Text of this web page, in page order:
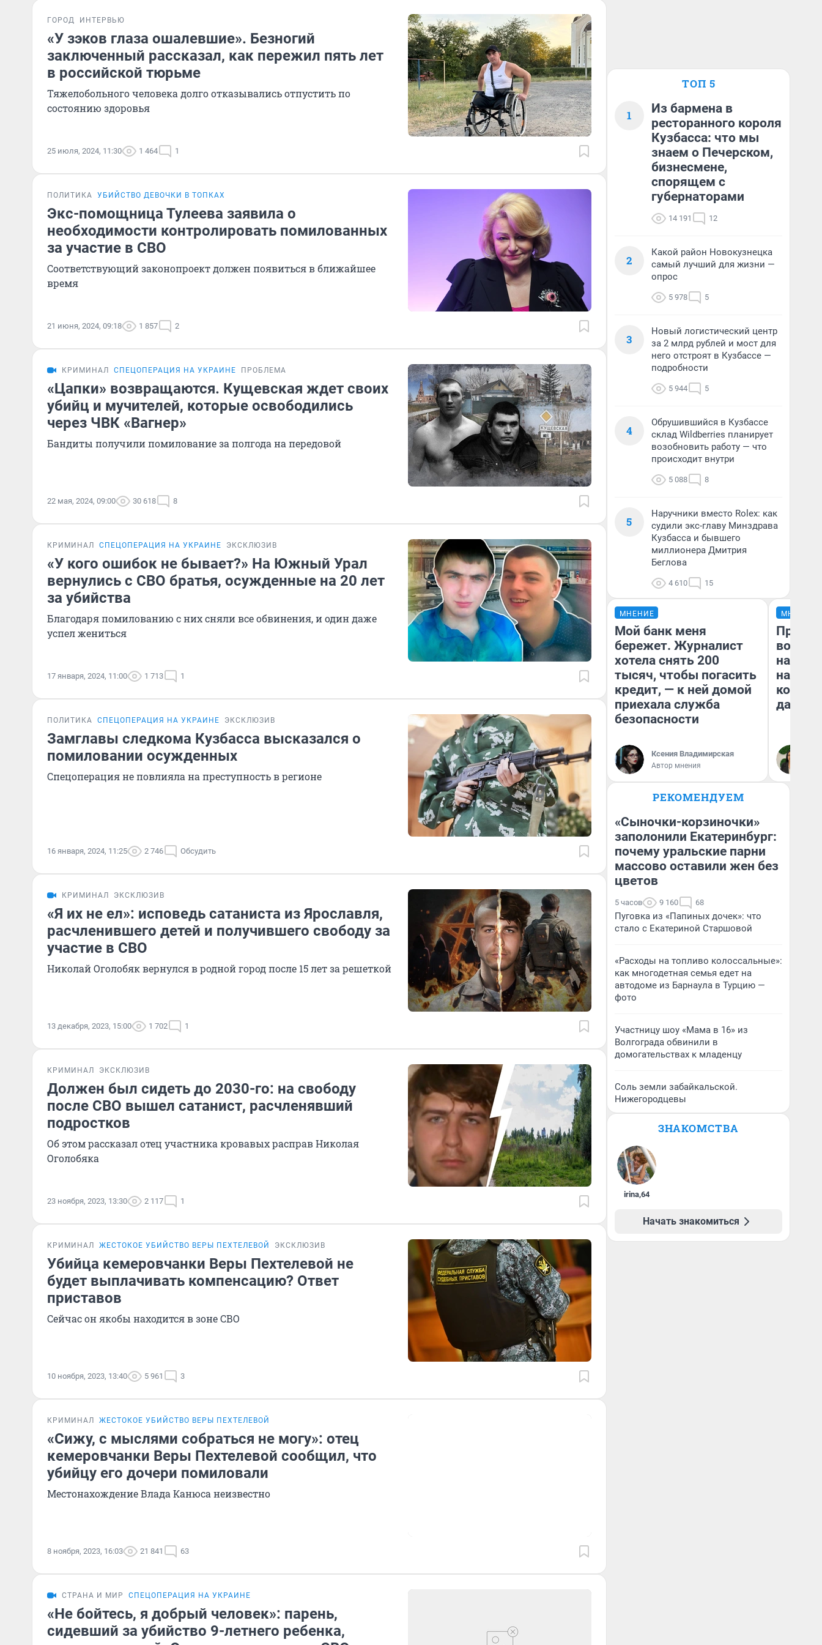
ГОРОД ИНТЕРВЬЮ
«У зэков глаза ошалевшие». Безногий
заключенный рассказал, как пережил пять лет
в российской тюрьме
Тяжелобольного человека долго отказывались отпустить по
состоянию здоровья
25 июля, 2024, 11:30 1 464 1
ПОЛИТИКА УБИЙСТВО ДЕВОЧКИ В ТОПКАХ
Экс-помощница Тулеева заявила о
необходимости контролировать помилованных
за участие в СВО
Соответствующий законопроект должен появиться в ближайшее
время
21 июня, 2024, 09:18 1 857 2
КРИМИНАЛ СПЕЦОПЕРАЦИЯ НА УКРАИНЕ ПРОБЛЕМА
«Цапки» возвращаются. Кущевская ждет своих
убийц и мучителей, которые освободились
через ЧВК «Вагнер»
Бандиты получили помилование за полгода на передовой
22 мая, 2024, 09:00 30 618 8
КРИМИНАЛ СПЕЦОПЕРАЦИЯ НА УКРАИНЕ ЭКСКЛЮЗИВ
«У кого ошибок не бывает?» На Южный Урал
вернулись с СВО братья, осужденные на 20 лет
за убийства
Благодаря помилованию с них сняли все обвинения, и один даже
успел жениться
17 января, 2024, 11:00 1 713 1
ПОЛИТИКА СПЕЦОПЕРАЦИЯ НА УКРАИНЕ ЭКСКЛЮЗИВ
Замглавы следкома Кузбасса высказался о
помиловании осужденных
Спецоперация не повлияла на преступность в регионе
16 января, 2024, 11:25 2 746 Обсудить
КРИМИНАЛ ЭКСКЛЮЗИВ
«Я их не ел»: исповедь сатаниста из Ярославля,
расчленившего детей и получившего свободу за
участие в СВО
Николай Оголобяк вернулся в родной город после 15 лет за решеткой
13 декабря, 2023, 15:00 1 702 1
КРИМИНАЛ ЭКСКЛЮЗИВ
Должен был сидеть до 2030-го: на свободу
после СВО вышел сатанист, расчленявший
подростков
Об этом рассказал отец участника кровавых расправ Николая
Оголобяка
23 ноября, 2023, 13:30 2 117 1
КРИМИНАЛ ЖЕСТОКОЕ УБИЙСТВО ВЕРЫ ПЕХТЕЛЕВОЙ ЭКСКЛЮЗИВ
Убийца кемеровчанки Веры Пехтелевой не
будет выплачивать компенсацию? Ответ
приставов
Сейчас он якобы находится в зоне СВО
10 ноября, 2023, 13:40 5 961 3
КРИМИНАЛ ЖЕСТОКОЕ УБИЙСТВО ВЕРЫ ПЕХТЕЛЕВОЙ
«Сижу, с мыслями собраться не могу»: отец
кемеровчанки Веры Пехтелевой сообщил, что
убийцу его дочери помиловали
Местонахождение Влада Канюса неизвестно
8 ноября, 2023, 16:03 21 841 63
СТРАНА И МИР СПЕЦОПЕРАЦИЯ НА УКРАИНЕ
«Не бойтесь, я добрый человек»: парень,
сидевший за убийство 9-летнего ребенка,
ТОП 5
1
Из бармена в
ресторанного короля
Кузбасса: что мы
знаем о Печерском,
бизнесмене,
спорящем с
губернаторами
14 191 12
2
Какой район Новокузнецка
самый лучший для жизни —
опрос
5 978 5
3
Новый логистический центр
за 2 млрд рублей и мост для
него отстроят в Кузбассе —
подробности
5 944 5
4
Обрушившийся в Кузбассе
склад Wildberries планирует
возобновить работу — что
происходит внутри
5 088 8
5
Наручники вместо Rolex: как
судили экс-главу Минздрава
Кузбасса и бывшего
миллионера Дмитрия
Беглова
4 610 15
МНЕНИЕ
Мой банк меня
бережет. Журналист
хотела снять 200
тысяч, чтобы погасить
кредит, — к ней домой
приехала служба
безопасности
Ксения Владимирская
Автор мнения
МНЕНИЕ
нам
даже
РЕКОМЕНДУЕМ
«Сыночки-корзиночки»
заполонили Екатеринбург:
почему уральские парни
массово оставили жен без
цветов
5 часов 9 160 68
Пуговка из «Папиных дочек»: что
стало с Екатериной Старшовой
«Расходы на топливо колоссальные»:
как многодетная семья едет на
автодоме из Барнаула в Турцию —
фото
Участницу шоу «Мама в 16» из
Волгограда обвинили в
домогательствах к младенцу
Соль земли забайкальской.
Нижегородцевы
ЗНАКОМСТВА
irina,64
Начать знакомиться